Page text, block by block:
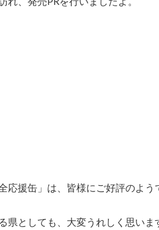
応援缶」は、皆様にご好評のよう
としても、大変うれしく思いま